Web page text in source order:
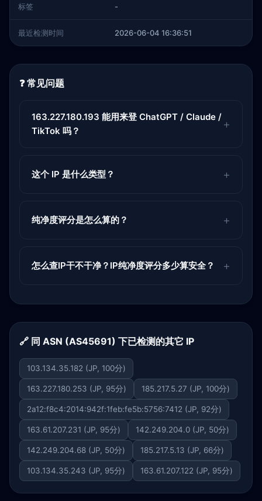
标签 -
最近检测时间 2026-06-04 16:36:51
❓ 常见问题
163.227.180.193 能用来登 ChatGPT / Claude /
TikTok 吗？
这个 IP 是什么类型？
纯净度评分是怎么算的？
怎么查IP干不干净？IP纯净度评分多少算安全？
🔗 同 ASN (AS45691) 下已检测的其它 IP
103.134.35.182 (JP, 100分)
163.227.180.253 (JP, 95分) 185.217.5.27 (JP, 100分)
2a12:f8c4:2014:942f:1feb:fe5b:5756:7412 (JP, 92分)
163.61.207.231 (JP, 95分) 142.249.204.0 (JP, 50分)
142.249.204.68 (JP, 50分) 185.217.5.13 (JP, 66分)
103.134.35.243 (JP, 95分) 163.61.207.122 (JP, 95分)